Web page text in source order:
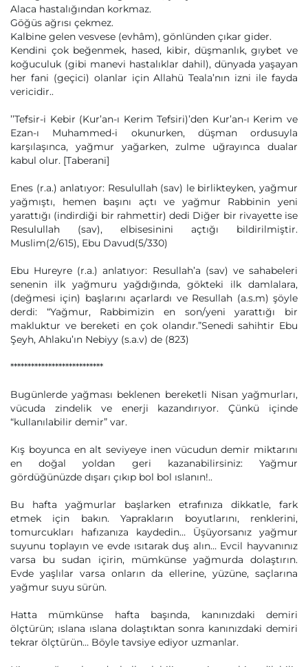
Alaca hastalığından korkmaz.
Göğüs ağrısı çekmez.
Kalbine gelen vesvese (evhâm), gönlünden çıkar gider.
Kendini çok beğenmek, hased, kibir, düşmanlık, gıybet ve
koğuculuk (gibi manevi hastalıklar dahil), dünyada yaşayan
her fani (geçici) olanlar için Allahü Teala’nın izni ile fayda
vericidir..
’’Tefsir-i Kebir (Kur’an-ı Kerim Tefsiri)’den Kur’an-ı Kerim ve
Ezan-ı Muhammed-i okunurken, düşman ordusuyla
karşılaşınca, yağmur yağarken, zulme uğrayınca dualar
kabul olur. [Taberani]
Enes (r.a.) anlatıyor: Resulullah (sav) le birlikteyken, yağmur
yağmıştı, hemen başını açtı ve yağmur Rabbinin yeni
yarattığı (indirdiği bir rahmettir) dedi Diğer bir rivayette ise
Resulullah (sav), elbisesinini açtığı bildirilmiştir.
Muslim(2/615), Ebu Davud(5/330)
Ebu Hureyre (r.a.) anlatıyor: Resullah’a (sav) ve sahabeleri
senenin ilk yağmuru yağdığında, gökteki ilk damlalara,
(değmesi için) başlarını açarlardı ve Resullah (a.s.m) şöyle
derdi: “Yağmur, Rabbimizin en son/yeni yarattığı bir
makluktur ve bereketi en çok olandır.”Senedi sahihtir Ebu
Şeyh, Ahlaku’ın Nebiyy (s.a.v) de (823)
***************************
Bugünlerde yağması beklenen bereketli Nisan yağmurları,
vücuda zindelik ve enerji kazandırıyor. Çünkü içinde
“kullanılabilir demir” var.
Kış boyunca en alt seviyeye inen vücudun demir miktarını
en doğal yoldan geri kazanabilirsiniz: Yağmur
gördüğünüzde dışarı çıkıp bol bol ıslanın!..
Bu hafta yağmurlar başlarken etrafınıza dikkatle, fark
etmek için bakın. Yaprakların boyutlarını, renklerini,
tomurcukları hafızanıza kaydedin… Üşüyorsanız yağmur
suyunu toplayın ve evde ısıtarak duş alın… Evcil hayvanınız
varsa bu sudan içirin, mümkünse yağmurda dolaştırın.
Evde yaşlılar varsa onların da ellerine, yüzüne, saçlarına
yağmur suyu sürün.
Hatta mümkünse hafta başında, kanınızdaki demiri
ölçtürün; ıslana ıslana dolaştıktan sonra kanınızdaki demiri
tekrar ölçtürün… Böyle tavsiye ediyor uzmanlar.